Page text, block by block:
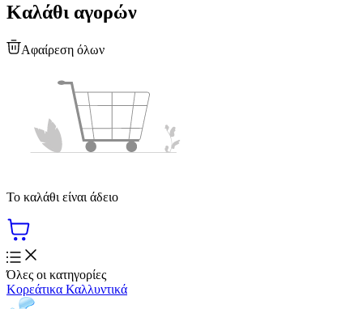
Καλάθι αγορών
Αφαίρεση όλων
Το καλάθι είναι άδειο
Όλες οι κατηγορίες
Κορεάτικα Καλλυντικά